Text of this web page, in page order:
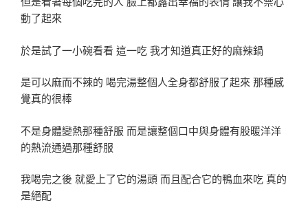
動了起來
於是試了一小碗看看 這一吃 我才知道真正好的麻辣鍋
是可以麻而不辣的 喝完湯整個人全身都舒服了起來 那種感
覺真的很棒
不是身體變熱那種舒服 而是讓整個口中與身體有股暖洋洋
的熱流通過那種舒服
我喝完之後 就愛上了它的湯頭 而且配合它的鴨血來吃 真的
是絕配